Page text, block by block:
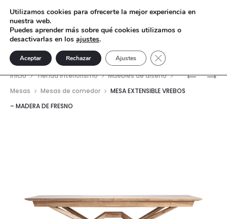
MESA
MESA
Inicio Tienda interiorismo
Muebles de diseño
Mesas
Mesas de comedor
MESA EXTENSIBLE VREBOS
– MADERA DE FRESNO
Utilizamos cookies para ofrecerte la mejor experiencia en
nuestra web.
Puedes aprender más sobre qué cookies utilizamos o
desactivarlas en los ajustes.
Aceptar Rechazar Ajustes Cerrar el banner de